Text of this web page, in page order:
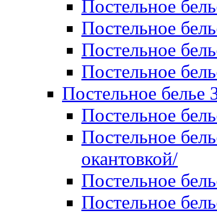
Постельное
Постельное
Постельное
Постельное
Постельное белье
Постельное
Постельное
окантовкой/
Постельное
Постельное